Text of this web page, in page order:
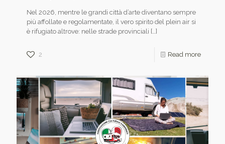
Nel 2026, mentre le grandi città d’arte diventano sempre
più affollate e regolamentate, il vero spirito del plein air si
è rifugiato altrove: nelle strade provinciali […]
2 Read more